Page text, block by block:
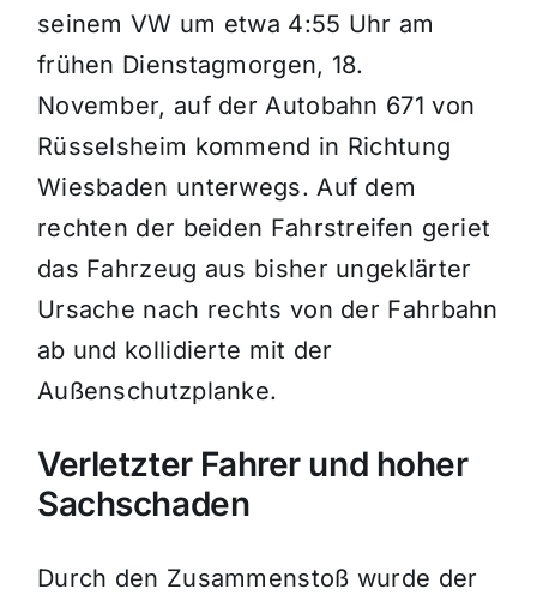
seinem VW um etwa 4:55 Uhr am
frühen Dienstagmorgen, 18.
November, auf der Autobahn 671 von
Rüsselsheim kommend in Richtung
Wiesbaden unterwegs. Auf dem
rechten der beiden Fahrstreifen geriet
das Fahrzeug aus bisher ungeklärter
Ursache nach rechts von der Fahrbahn
ab und kollidierte mit der
Außenschutzplanke.
Verletzter Fahrer und hoher
Sachschaden
Durch den Zusammenstoß wurde der